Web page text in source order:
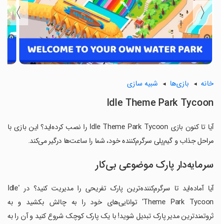
〈
〉
خانه بازی‌ها شبیه سازی
Idle Theme Park Tycoon
آیا تا کنون بازی Idle Theme Park Tycoon را نصب کرده‌اید؟ این بازی با
مراحل جذاب و گیم‌پلی سرگرم‌کننده خود، شما را ساعت‌ها درگیر می‌کند.
سرمایه‌دار پارک موضوعی بی‌کار
آیا آماده‌اید تا سرگرم‌کننده‌ترین پارک تفریحی را مدیریت کنید؟ در 'Idle
Theme Park Tycoon' توانایی‌های خود را به چالش بکشید و به
ثروتمندترین مدیر پارک تبدیل شوید! با یک پارک کوچک شروع کنید و آن را به